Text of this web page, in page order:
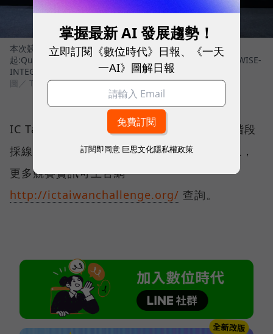
本次競賽共3組國際新創取得晉級下一階段複審的資格。左
起:QuantumDiamond、Blueshift Memory、楊光磊總召、WISE-
INTEGRATION
圖／ TTA
IC Taiwan Grand Challenge全球徵案第二階段
採線上徵件，徵件日期至2025年1月31日截止，
更多競賽資訊可上官網
http://ictaiwanchallenge.org/ 查詢。
掌握最新 AI 發展趨勢！
立即訂閱《數位時代》日報、《一天
一AI》圖解日報
訂閱即同意 巨思文化隱私權政策